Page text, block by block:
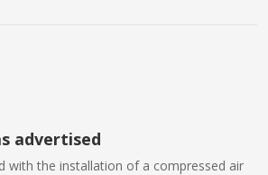
advertised
with the installation of a compressed air